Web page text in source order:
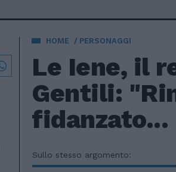
HOME PERSONAGGI
Le Iene, il
Gentili:
fidanzato...
Sullo stesso argomento: